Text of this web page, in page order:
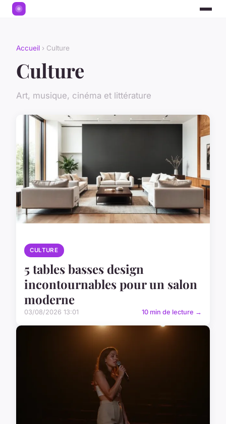
Accueil › Culture
Culture
Art, musique, cinéma et littérature
CULTURE
5 tables basses design
incontournables pour un salon
moderne
03/08/2026 13:01 10 min de lecture →